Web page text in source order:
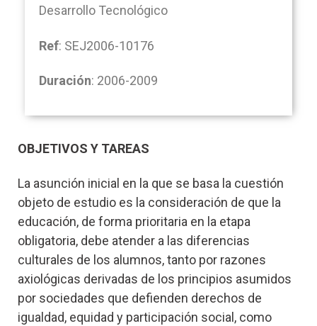
Desarrollo Tecnológico
Ref: SEJ2006-10176
Duración: 2006-2009
OBJETIVOS Y TAREAS
La asunción inicial en la que se basa la cuestión
objeto de estudio es la consideración de que la
educación, de forma prioritaria en la etapa
obligatoria, debe atender a las diferencias
culturales de los alumnos, tanto por razones
axiológicas derivadas de los principios asumidos
por sociedades que defienden derechos de
igualdad, equidad y participación social, como